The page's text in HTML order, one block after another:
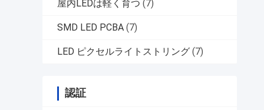
屋内LEDは軽く育つ (7)
SMD LED PCBA (7)
LED ピクセルライトストリング (7)
認証